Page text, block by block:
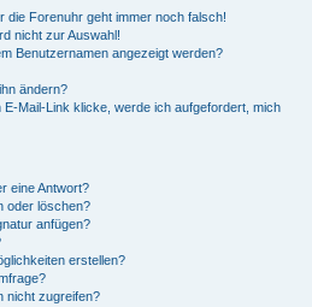
die Forenuhr geht immer noch falsch!
nicht zur Auswahl!
Benutzernamen angezeigt werden?
ändern?
Mail-Link klicke, werde ich aufgefordert, mich
eine Antwort?
oder löschen?
anfügen?
erstellen?
nicht zugreifen?